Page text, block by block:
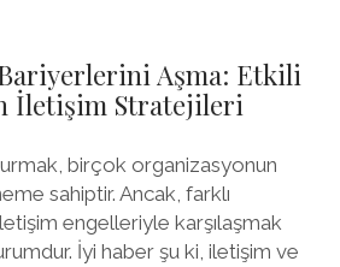
Aşma: Etkili
İletişim Stratejileri
birçok organizasyonun
sahiptir. Ancak, farklı
engelleriyle karşılaşmak
İyi haber şu ki, iletişim ve